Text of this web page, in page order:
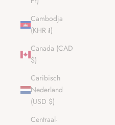
Cambodja
(KHR ៛)
Canada (CAD
$)
Caribisch
Nederland
(USD $)
Centraal-